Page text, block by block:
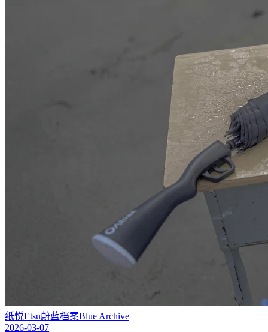
纸悦Etsu蔚蓝档案Blue Archive
2026-03-07